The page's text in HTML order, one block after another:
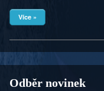
Více »
Odběr novinek